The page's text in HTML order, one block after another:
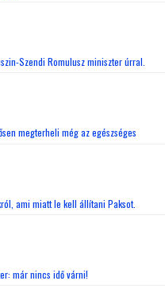
Szendi Romulusz miniszter úrral.
megterheli még az egészséges
ami miatt le kell állítani Paksot.
már nincs idő várni!